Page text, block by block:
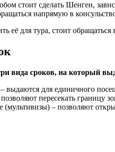
стоит сделать Шенген,
напрямую в
её для тура, стоит
вида сроков, на который
выдаются для единичного
пересекать границу
– позволяют